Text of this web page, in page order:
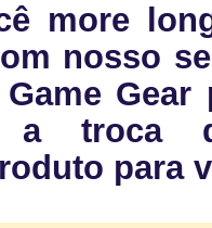
more
nosso
Gear
a troca
para